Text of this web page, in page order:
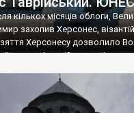
кількох місяців облоги,
захопив Херсонес,
Херсонесу дозволило
умови візантійському
язичник, став
Хрещення Русі. На честь